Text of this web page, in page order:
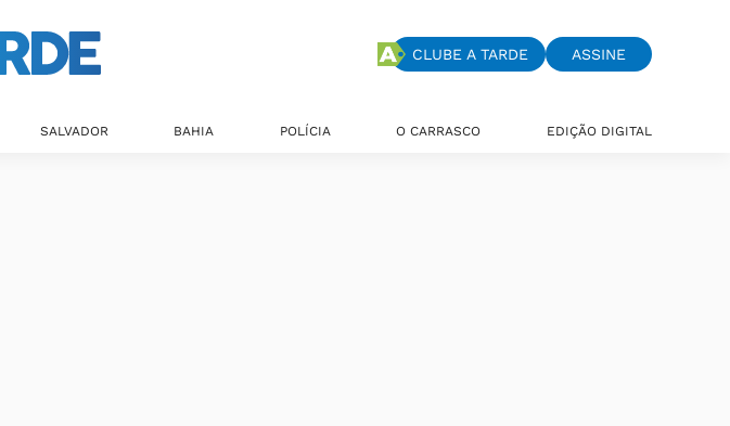
CLUBE A TARDE ASSINE
SALVADOR BAHIA POLÍCIA O CARRASCO EDIÇÃO DIGITAL